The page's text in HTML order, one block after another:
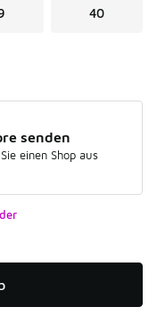
40
senden
einen Shop aus